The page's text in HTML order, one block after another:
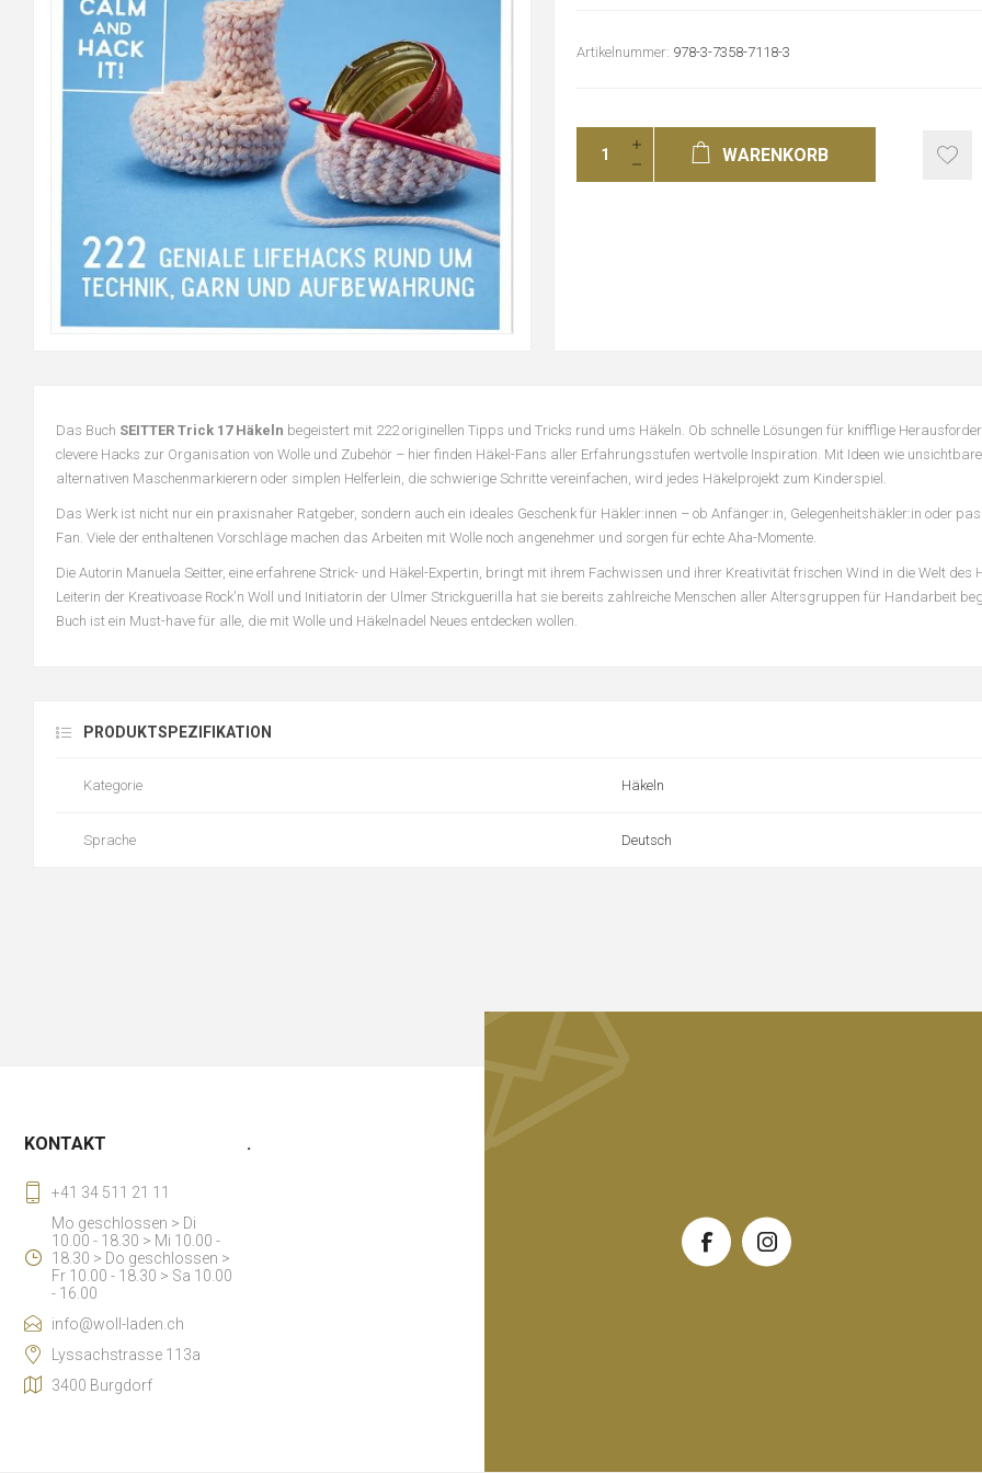
Artikelnummer: 978-3-7358-7118-3
WARENKORB
Das Buch SEITTER Trick 17 Häkeln begeistert mit 222 originellen Tipps und Tricks rund ums Häkeln. Ob schnelle Lösungen für knifflige
clevere Hacks zur Organisation von Wolle und Zubehör – hier finden Häkel-Fans aller Erfahrungsstufen wertvolle Inspiration. Mit Ideen wie
alternativen Maschenmarkierern oder simplen Helferlein, die schwierige Schritte vereinfachen, wird jedes Häkelprojekt zum Kinderspiel.
Das Werk ist nicht nur ein praxisnaher Ratgeber, sondern auch ein ideales Geschenk für Häkler:innen – ob Anfänger:in, Gelegenheitshäkler:in oder
Fan. Viele der enthaltenen Vorschläge machen das Arbeiten mit Wolle noch angenehmer und sorgen für echte Aha-Momente.
Die Autorin Manuela Seitter, eine erfahrene Strick- und Häkel-Expertin, bringt mit ihrem Fachwissen und ihrer Kreativität frischen Wind in die Welt des
Leiterin der Kreativoase Rock'n Woll und Initiatorin der Ulmer Strickguerilla hat sie bereits zahlreiche Menschen aller Altersgruppen für Handarbeit
Buch ist ein Must-have für alle, die mit Wolle und Häkelnadel Neues entdecken wollen.
PRODUKTSPEZIFIKATION
Kategorie Häkeln
Sprache Deutsch
KONTAKT
+41 34 511 21 11
Mo geschlossen > Di
10.00 - 18.30 > Mi 10.00 -
18.30 > Do geschlossen >
Fr 10.00 - 18.30 > Sa 10.00
- 16.00
info@woll-laden.ch
Lyssachstrasse 113a
3400 Burgdorf
.